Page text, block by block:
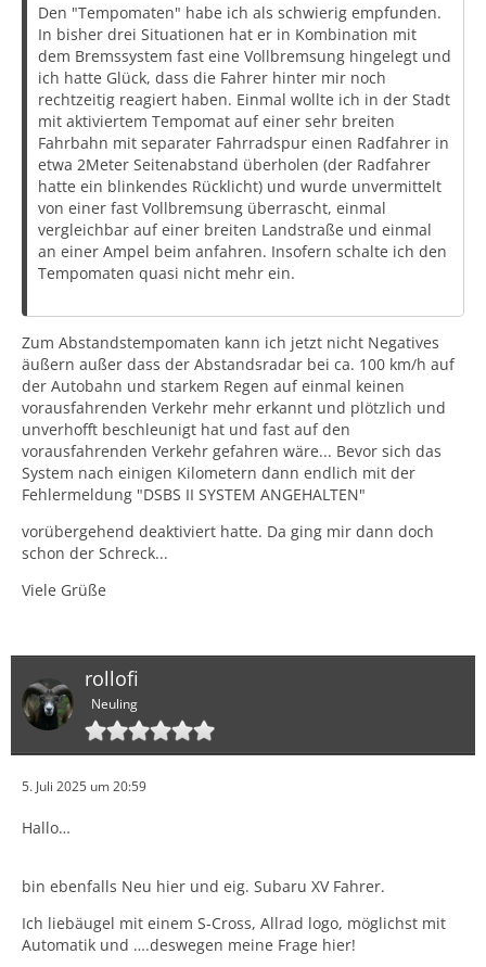
Den "Tempomaten" habe ich als schwierig empfunden.
In bisher drei Situationen hat er in Kombination mit
dem Bremssystem fast eine Vollbremsung hingelegt und
ich hatte Glück, dass die Fahrer hinter mir noch
rechtzeitig reagiert haben. Einmal wollte ich in der Stadt
mit aktiviertem Tempomat auf einer sehr breiten
Fahrbahn mit separater Fahrradspur einen Radfahrer in
etwa 2Meter Seitenabstand überholen (der Radfahrer
hatte ein blinkendes Rücklicht) und wurde unvermittelt
von einer fast Vollbremsung überrascht, einmal
vergleichbar auf einer breiten Landstraße und einmal
an einer Ampel beim anfahren. Insofern schalte ich den
Tempomaten quasi nicht mehr ein.
Zum Abstandstempomaten kann ich jetzt nicht Negatives
äußern außer dass der Abstandsradar bei ca. 100 km/h auf
der Autobahn und starkem Regen auf einmal keinen
vorausfahrenden Verkehr mehr erkannt und plötzlich und
unverhofft beschleunigt hat und fast auf den
vorausfahrenden Verkehr gefahren wäre... Bevor sich das
System nach einigen Kilometern dann endlich mit der
Fehlermeldung "DSBS II SYSTEM ANGEHALTEN"
vorübergehend deaktiviert hatte. Da ging mir dann doch
schon der Schreck...
Viele Grüße
rollofi
Neuling
5. Juli 2025 um 20:59
Hallo…
bin ebenfalls Neu hier und eig. Subaru XV Fahrer.
Ich liebäugel mit einem S-Cross, Allrad logo, möglichst mit
Automatik und ….deswegen meine Frage hier!